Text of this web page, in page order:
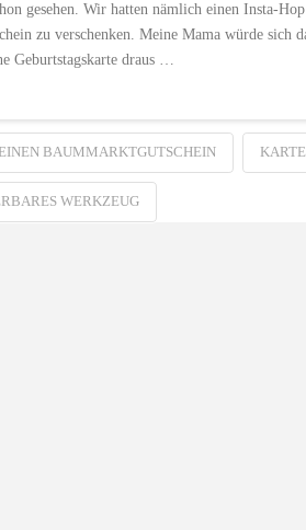
gesehen. Wir hatten nämlich einen Insta-
zu verschenken. Meine Mama würde sich
Geburtstagskarte draus …
BAUMMARKTGUTSCHEIN
WERKZEUG